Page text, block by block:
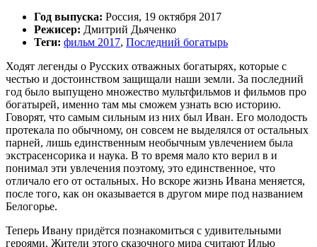
Год выпуска: Россия, 19 октября 2017
Режисер: Дмитрий Дьяченко
Теги: фильм 2017, Последний богатырь
Ходят легенды о Русских отважных богатырях, которые с
честью и достоинством защищали наши земли. За последний
год было выпущено множество мультфильмов и фильмов про
богатырей, именно там мы сможем узнать всю историю.
Говорят, что самым сильным из них был Иван. Его молодость
протекала по обычному, он совсем не выделялся от остальных
парней, лишь единственным необычным увлечением была
экстрасенсорика и наука. В то время мало кто верил в и
понимал эти увлечения поэтому, это единственное, что
отличало его от остальных. Но вскоре жизнь Ивана меняется,
после того, как он оказывается в другом мире под названием
Белогорье.
Теперь Ивану придётся познакомиться с удивительными
героями. Жители этого сказочного мира считают Илью